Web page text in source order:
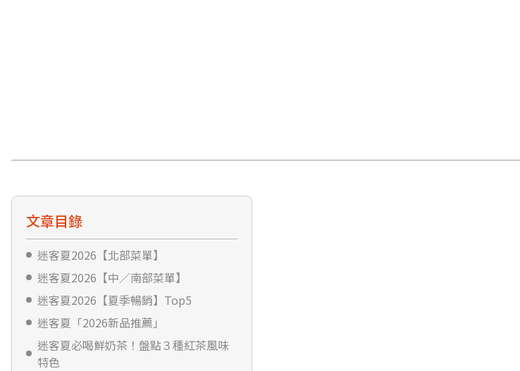
文章目錄
迷客夏2026【北部菜單】
迷客夏2026【中／南部菜單】
迷客夏2026【夏季暢銷】Top5
迷客夏「2026新品推薦」
迷客夏必喝鮮奶茶！盤點３種紅茶風味
特色